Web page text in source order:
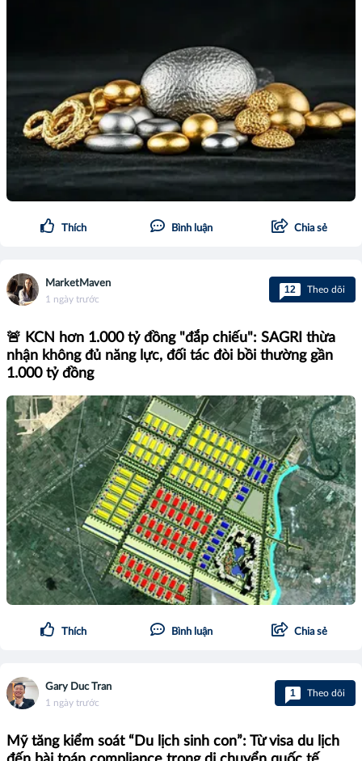
Thích Bình luận Chia sẻ
MarketMaven
1 ngày trước
12 Theo dõi
🚨 KCN hơn 1.000 tỷ đồng "đắp chiếu": SAGRI thừa
nhận không đủ năng lực, đối tác đòi bồi thường gần
1.000 tỷ đồng
Thích Bình luận Chia sẻ
Gary Duc Tran
1 ngày trước
1 Theo dõi
Mỹ tăng kiểm soát “Du lịch sinh con”: Từ visa du lịch